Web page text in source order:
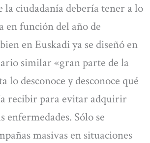
la ciudadanía debería tener a lo
en función del año de
en Euskadi ya se diseñó en
similar «gran parte de la
lo desconoce y desconoce qué
recibir para evitar adquirir
enfermedades. Sólo se
masivas en situaciones